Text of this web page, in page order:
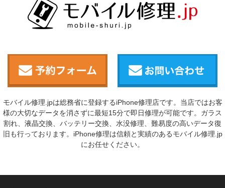
モバイル修理.jpは総務省に登録するiPhone修理店です。当店ではお客
様の大切なデータを消さずに最短15分で即日修理が可能です。ガラス
割れ、液晶交換、バッテリー交換、水没修理、難易度の高いデータ復
旧も行っております。iPhone修理は信頼と実績のあるモバイル修理.jp
にお任せください。